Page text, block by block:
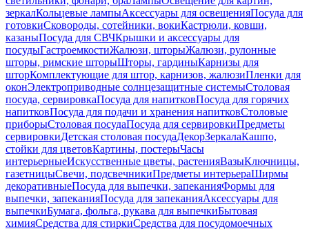
зеркалКольцевые лампыАксессуары для освещенияПосуда для
готовкиСковороды, сотейники, вокиКастрюли, ковши,
казаныПосуда для СВЧКрышки и аксессуары для
посудыГастроемкостиЖалюзи, шторыЖалюзи, рулонные
шторы, римские шторыШторы, гардиныКарнизы для
шторКомплектующие для штор, карнизов, жалюзиПленки для
оконЭлектроприводные солнцезащитные системыСтоловая
посуда, сервировкаПосуда для напитковПосуда для горячих
напитковПосуда для подачи и хранения напитковСтоловые
приборыСтоловая посудаПосуда для сервировкиПредметы
сервировкиДетская столовая посудаДекорЗеркалаКашпо,
стойки для цветовКартины, постерыЧасы
интерьерныеИскусственные цветы, растенияВазыКлючницы,
газетницыСвечи, подсвечникиПредметы интерьераШирмы
декоративныеПосуда для выпечки, запеканияФормы для
выпечки, запеканияПосуда для запеканияАксессуары для
выпечкиБумага, фольга, рукава для выпечкиБытовая
химияСредства для стиркиСредства для посудомоечных